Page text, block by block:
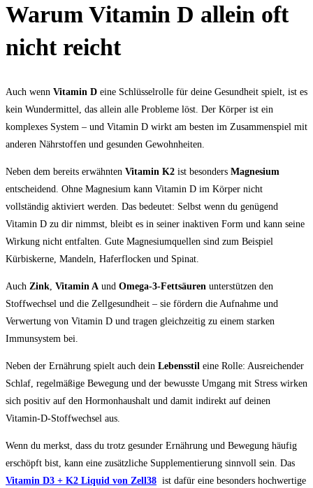
Warum Vitamin D allein oft
nicht reicht
Auch wenn Vitamin D eine Schlüsselrolle für deine Gesundheit spielt, ist es
kein Wundermittel, das allein alle Probleme löst. Der Körper ist ein
komplexes System – und Vitamin D wirkt am besten im Zusammenspiel mit
anderen Nährstoffen und gesunden Gewohnheiten.
Neben dem bereits erwähnten Vitamin K2 ist besonders Magnesium
entscheidend. Ohne Magnesium kann Vitamin D im Körper nicht
vollständig aktiviert werden. Das bedeutet: Selbst wenn du genügend
Vitamin D zu dir nimmst, bleibt es in seiner inaktiven Form und kann seine
Wirkung nicht entfalten. Gute Magnesiumquellen sind zum Beispiel
Kürbiskerne, Mandeln, Haferflocken und Spinat.
Auch Zink Vitamin A und Omega-3-Fettsäuren unterstützen den
Stoffwechsel und die Zellgesundheit – sie fördern die Aufnahme und
Verwertung von Vitamin D und tragen gleichzeitig zu einem starken
Immunsystem bei.
Neben der Ernährung spielt auch dein Lebensstil eine Rolle: Ausreichender
Schlaf, regelmäßige Bewegung und der bewusste Umgang mit Stress wirken
sich positiv auf den Hormonhaushalt und damit indirekt auf deinen
Vitamin-D-Stoffwechsel aus.
Wenn du merkst, dass du trotz gesunder Ernährung und Bewegung häufig
erschöpft bist, kann eine zusätzliche Supplementierung sinnvoll sein. Das
Vitamin D3 + K2 Liquid von Zell38 ist dafür eine besonders hochwertige